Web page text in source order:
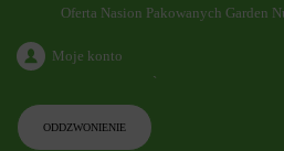
Oferta Nasion Pakowanych Garden
Moje konto
ODDZWONIENIE
`